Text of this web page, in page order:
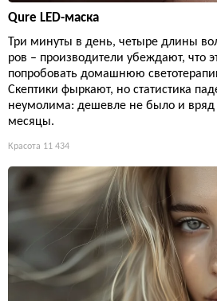
Qure LED-маска
Три минуты в день, четыре длины
ров – производители убеждают, что
попробовать домашнюю
Скептики фыркают, но статистика
неумолима: дешевле не было и
месяцы.
Красота 11 434